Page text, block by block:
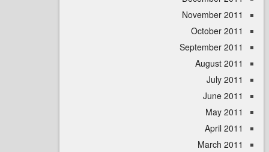
November
October
September
August
July
June
May
April
March